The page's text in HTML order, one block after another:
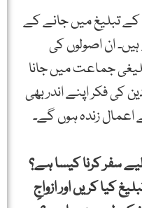
کے تبلیغ میں جانے کے
ان اصولوں کی
جماعت میں جانا
فکر اپنے اندر بھی
اعمال زندہ ہوں گے۔
لیے سفر کرنا کیسا ہے؟
کیا کریں اور ازواجِ